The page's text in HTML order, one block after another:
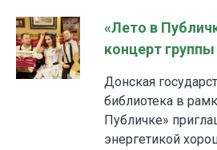
«Лето в
концерт группы
Донская
библиотека в
Публичке»
энергетикой